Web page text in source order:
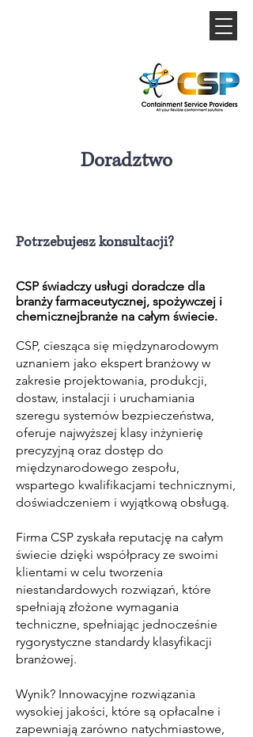
Doradztwo
Potrzebujesz konsultacji?
CSP świadczy usługi doradcze dla
branży farmaceutycznej, spożywczej i
chemicznejbranże na całym świecie.
CSP, ciesząca się międzynarodowym
uznaniem jako ekspert branżowy w
zakresie projektowania, produkcji,
dostaw, instalacji i uruchamiania
szeregu systemów bezpieczeństwa,
oferuje najwyższej klasy inżynierię
precyzyjną oraz dostęp do
międzynarodowego zespołu,
wspartego kwalifikacjami technicznymi,
doświadczeniem i wyjątkową obsługą.
Firma CSP zyskała reputację na całym
świecie dzięki współpracy ze swoimi
klientami w celu tworzenia
niestandardowych rozwiązań, które
spełniają złożone wymagania
techniczne, spełniając jednocześnie
rygorystyczne standardy klasyfikacji
branżowej.
Wynik? Innowacyjne rozwiązania
wysokiej jakości, które są opłacalne i
zapewniają zarówno natychmiastowe,